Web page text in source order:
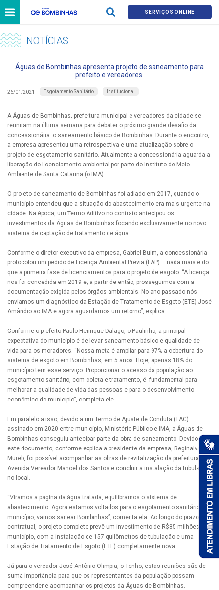
SERVIÇOS ONLINE
NOTÍCIAS
Águas de Bombinhas apresenta projeto de saneamento para
prefeito e vereadores
26/01/2021 Esgotamento Sanitário Institucional
A Águas de Bombinhas, prefeitura municipal e vereadores da cidade se
reuniram na última semana para debater o próximo grande desafio da
concessionária: o saneamento básico de Bombinhas. Durante o encontro,
a empresa apresentou uma retrospectiva e uma atualização sobre o
projeto de esgotamento sanitário. Atualmente a concessionária aguarda a
liberação do licenciamento ambiental por parte do Instituto de Meio
Ambiente de Santa Catarina (o IMA).
O projeto de saneamento de Bombinhas foi adiado em 2017, quando o
município entendeu que a situação do abastecimento era mais urgente na
cidade. Na época, um Termo Aditivo no contrato antecipou os
investimentos da Águas de Bombinhas focando exclusivamente no novo
sistema de captação de tratamento de água.
Conforme o diretor executivo da empresa, Gabriel Buim, a concessionária
protocolou um pedido de Licença Ambiental Prévia (LAP) – nada mais é do
que a primeira fase de licenciamentos para o projeto de esgoto. “A licença
nos foi concedida em 2019 e, a partir de então, prosseguimos com a
documentação exigida pelos órgãos ambientais. No ano passado nós
enviamos um diagnóstico da Estação de Tratamento de Esgoto (ETE) José
Amândio ao IMA e agora aguardamos um retorno”, explica.
Conforme o prefeito Paulo Henrique Dalago, o Paulinho, a principal
expectativa do município é de levar saneamento básico e qualidade de
vida para os moradores. “Nossa meta é ampliar para 97% a cobertura do
sistema de esgoto em Bombinhas, em 5 anos. Hoje, apenas 18% do
município tem esse serviço. Proporcionar o acesso da população ao
esgotamento sanitário, com coleta e tratamento, é fundamental para
melhorar a qualidade de vida das pessoas e para o desenvolvimento
econômico do município”, completa ele.
Em paralelo a isso, devido a um Termo de Ajuste de Conduta (TAC)
assinado em 2020 entre município, Ministério Público e IMA, a Águas de
Bombinhas conseguiu antecipar parte da obra de saneamento. Devido a
este documento, conforme explica a presidente da empresa, Reginalva
Mureb, foi possível acompanhar as obras de revitalização da prefeitura na
Avenida Vereador Manoel dos Santos e concluir a instalação da tubulação
no local.
“Viramos a página da água tratada, equilibramos o sistema de
abastecimento. Agora estamos voltados para o esgotamento sanitário do
município, vamos sanear Bombinhas”, comenta ela. Ao longo do prazo
contratual, o projeto completo prevê um investimento de R$85 milhões no
município, com a instalação de 157 quilômetros de tubulação e uma
Estação de Tratamento de Esgoto (ETE) completamente nova.
Já para o vereador José Antônio Olimpia, o Tonho, estas reuniões são de
suma importância para que os representantes da população possam
compreender e acompanhar os projetos da Águas de Bombinhas.